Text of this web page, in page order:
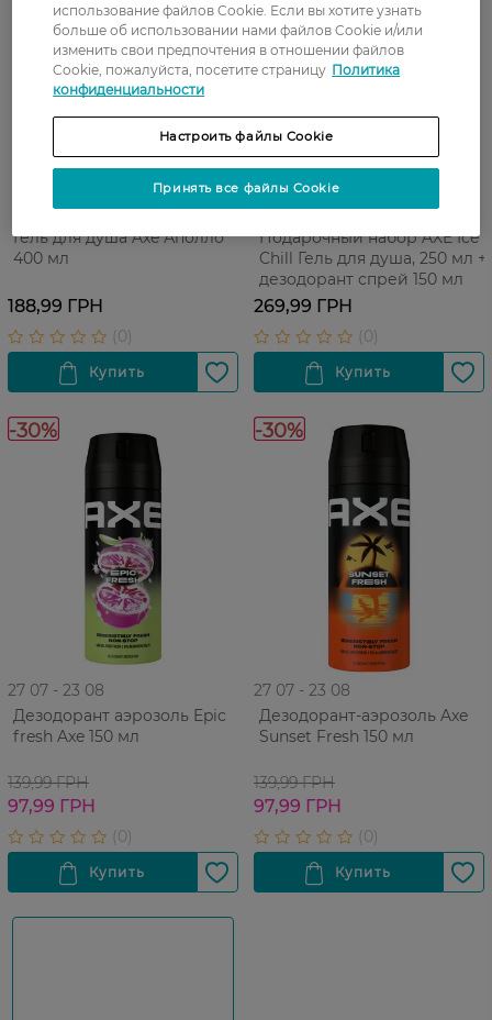
Гель для душа Axe Аполло
400 мл
188,99 ГРН
Подарочный набор AXE Ice
Chill Гель для душа, 250 мл +
дезодорант спрей 150 мл
269,99 ГРН
-30%
27 07 - 23 08
Дезодорант аэрозоль Epic
fresh Axe 150 мл
139,99 ГРН
97,99 ГРН
-30%
27 07 - 23 08
Дезодорант-аэрозоль Axe
Sunset Fresh 150 мл
139,99 ГРН
97,99 ГРН
использование файлов Cookie. Если вы хотите узнать
больше об использовании нами файлов Cookie и/или
изменить свои предпочтения в отношении файлов
Cookie, пожалуйста, посетите страницу Политика
конфиденциальности
Настроить файлы Cookie
Принять все файлы Cookie